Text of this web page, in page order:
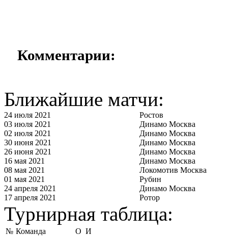
Комментарии:
Ближайшие матчи:
24 июля 2021
Ростов
03 июля 2021
Динамо Москва
02 июля 2021
Динамо Москва
30 июня 2021
Динамо Москва
26 июня 2021
Динамо Москва
16 мая 2021
Динамо Москва
08 мая 2021
Локомотив Москва
01 мая 2021
Рубин
24 апреля 2021
Динамо Москва
17 апреля 2021
Ротор
Турнирная таблица:
№ Команда О И